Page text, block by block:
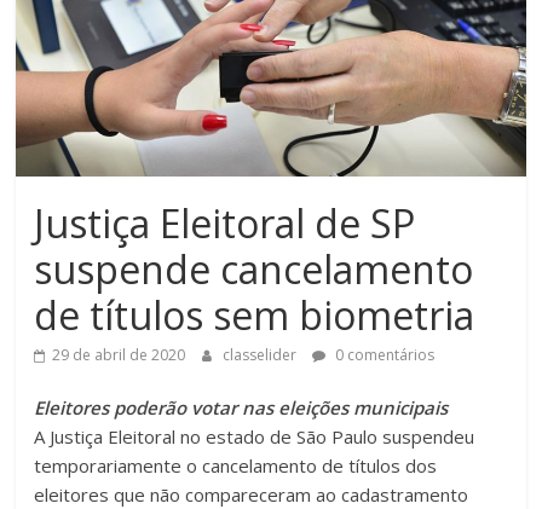
Justiça Eleitoral de SP
suspende cancelamento
de títulos sem biometria
29 de abril de 2020 classelider 0 comentários
Eleitores poderão votar nas eleições municipais
A Justiça Eleitoral no estado de São Paulo suspendeu
temporariamente o cancelamento de títulos dos
eleitores que não compareceram ao cadastramento